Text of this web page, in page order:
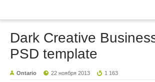
Dark Creative
PSD template
Ontario 22 ноября 2013 1 163